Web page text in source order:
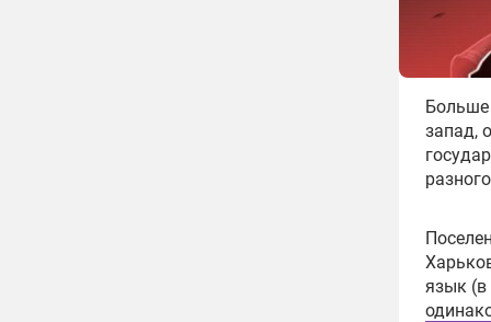
Больше
запад,
язык (в